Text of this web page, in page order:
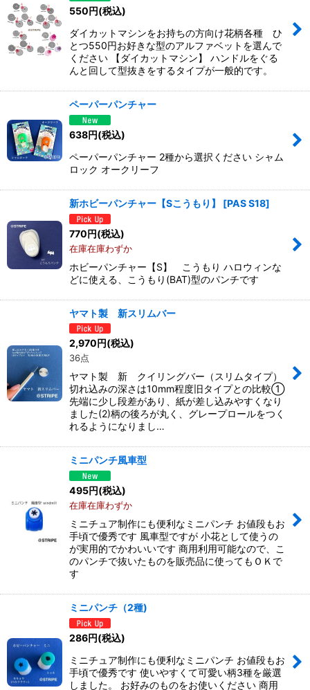
550 円(税込)
ダイカットマシンをお持ちの方向け花柄各種 ひ
とつ550円お好きな型のアルファベットを選んで
ください 【ダイカットマシン】 ハンドルをぐる
んと回して型抜きをするタイプが一般的です。
ペーパーパンチャー
638円(税込)
ペーパーパンチャー 2種から選択ください シャム
ロック オークリーフ
新ホビーパンチャー【Sこうもり】 [PAS S18]
770円(税込)
在庫在庫わずか
ホビーパンチャー【S】 こうもり ハロウィンな
どに使える、こうもり(BAT)型のパンチです
ヤマト製 新スリムバー
2,970 円(税込)
36点
ヤマト製 新 クイリングバー（スリムタイプ）
切れ込みの深さは10mm程度旧タイプとの比較➀
先端に少し段差があり、紙が差し込みやすくなり
ました(2)柄の後ろが丸く、グレープロールをつく
れるようになりまし…
ミニパンチ風車型
495円(税込)
在庫在庫わずか
ミニチュア制作にも便利なミニパンチ お値段もお
手頃で優秀です 風車型ですが 小花として使うの
が実用的でかわいいです 商用利用可能なので、こ
のパンチで抜いたものを販売品に使ってもＯＫで
す
ミニパンチ（2種)
286円(税込)
ミニチュア制作にも便利なミニパンチ お値段もお
手頃で優秀です 使いやすくて可愛い柄3種を厳選
しました。 お好みのものをお使いください 商用